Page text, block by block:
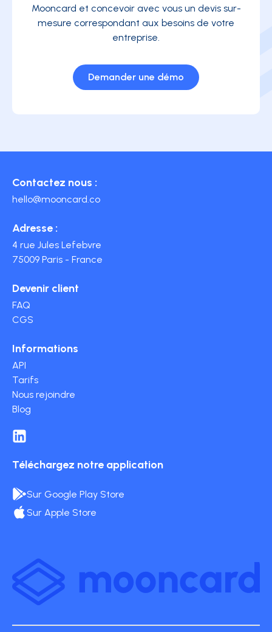
Mooncard et concevoir avec vous un devis sur-
mesure correspondant aux besoins de votre
entreprise.
Demander une démo
Contactez nous :
hello@mooncard.co
Adresse :
4 rue Jules Lefebvre
75009 Paris - France
Devenir client
FAQ
CGS
Informations
API
Tarifs
Nous rejoindre
Blog
Téléchargez notre application
Sur Google Play Store
Sur Apple Store